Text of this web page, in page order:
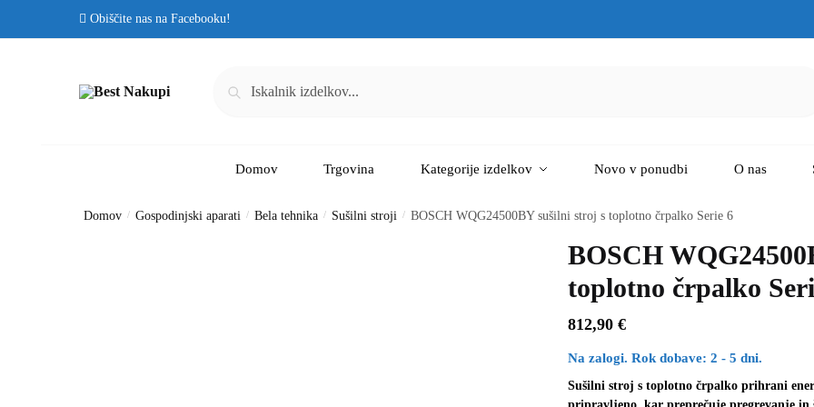
Obiščite nas na Facebooku!
Domov Trgovina Kategorije izdelkov Novo v ponudbi O nas
Domov / Gospodinjski aparati / Bela tehnika / Sušilni stroji / BOSCH WQG24500BY sušilni stroj s toplotno črpalko Serie 6
BOSCH
toplotno črpalko
812,90€
Na zalogi. Rok dobave: 2 - 5 dni.
Sušilni stroj s toplotno črpalko prihrani